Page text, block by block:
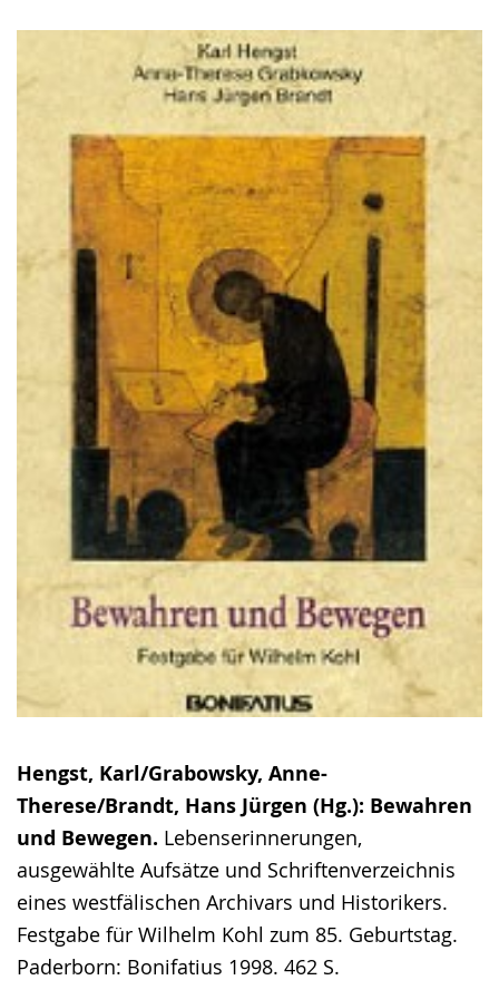
Hengst, Karl/Grabowsky, Anne-
Therese/Brandt, Hans Jürgen (Hg.): Bewahren
und Bewegen. Lebenserinnerungen,
ausgewählte Aufsätze und Schriftenverzeichnis
eines westfälischen Archivars und Historikers.
Festgabe für Wilhelm Kohl zum 85. Geburtstag.
Paderborn: Bonifatius 1998. 462 S.
angezeigt.